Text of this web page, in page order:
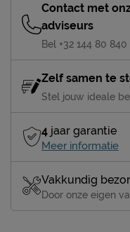
Contact met
adviseurs
Bel +32 144 80 840
Zelf samen te
Stel jouw ideale
4 jaar garantie
Meer informatie
Vakkundig
Door onze eigen